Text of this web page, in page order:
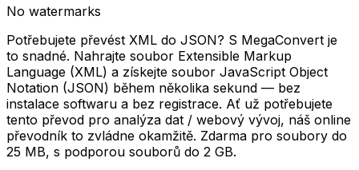
No watermarks
Potřebujete převést XML do JSON? S MegaConvert je
to snadné. Nahrajte soubor Extensible Markup
Language (XML) a získejte soubor JavaScript Object
Notation (JSON) během několika sekund — bez
instalace softwaru a bez registrace. Ať už potřebujete
tento převod pro analýza dat / webový vývoj, náš online
převodník to zvládne okamžitě. Zdarma pro soubory do
25 MB, s podporou souborů do 2 GB.